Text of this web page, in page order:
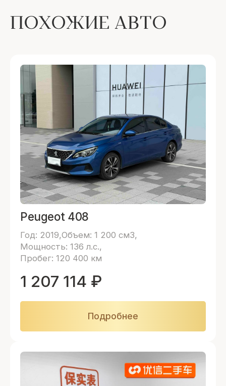
ПОХОЖИЕ АВТО
Peugeot 408
Год: 2019 Объем: 1 200 см3
Мощность: 136 л.с.
Пробег: 120 400 км
1 207 114 ₽
Подробнее